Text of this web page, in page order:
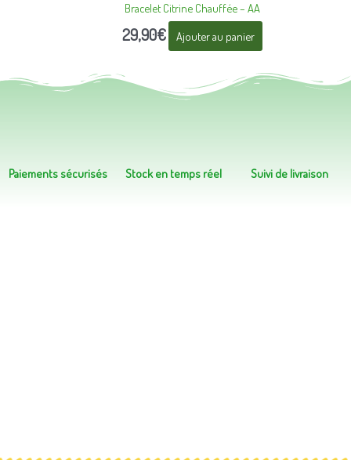
Bracelet Citrine Chauffée – AA
29,90€ Ajouter au panier
Paiements sécurisés Stock en temps réel Suivi de livraison